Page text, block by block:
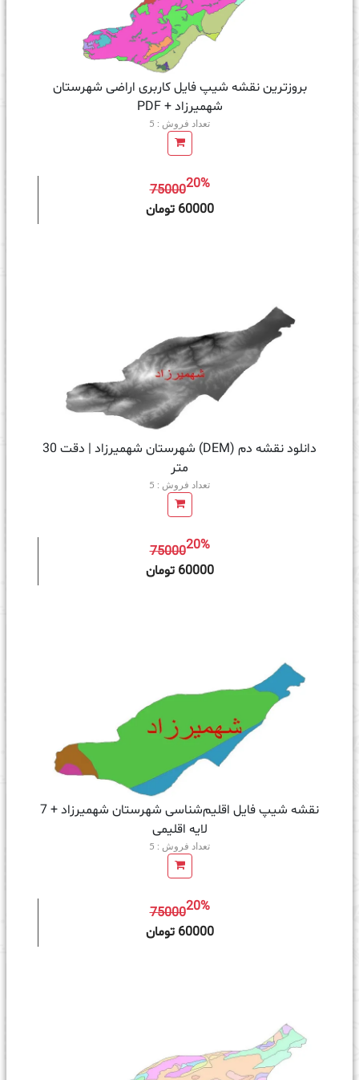
بروزترین نقشه شیپ فایل کاربری اراضی شهرستان
شهمیرزاد + PDF
تعداد فروش : 5
7500020%
60000 تومان
دانلود نقشه دم (DEM) شهرستان شهمیرزاد | دقت 30
متر
تعداد فروش : 5
7500020%
60000 تومان
نقشه شیپ‌ فایل اقلیم‌شناسی شهرستان شهمیرزاد + 7
لایه اقلیمی
تعداد فروش : 5
7500020%
60000 تومان